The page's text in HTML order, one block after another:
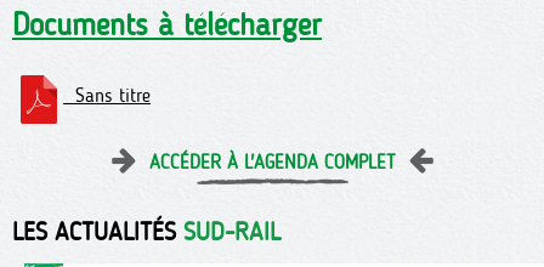
Documents à télécharger
Sans titre
ACCÉDER À L'AGENDA COMPLET
LES ACTUALITÉS SUD-RAIL